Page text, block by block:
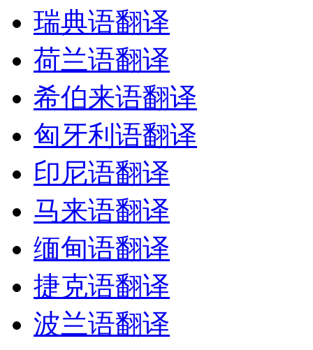
瑞典语翻译
荷兰语翻译
希伯来语翻译
匈牙利语翻译
印尼语翻译
马来语翻译
缅甸语翻译
捷克语翻译
波兰语翻译